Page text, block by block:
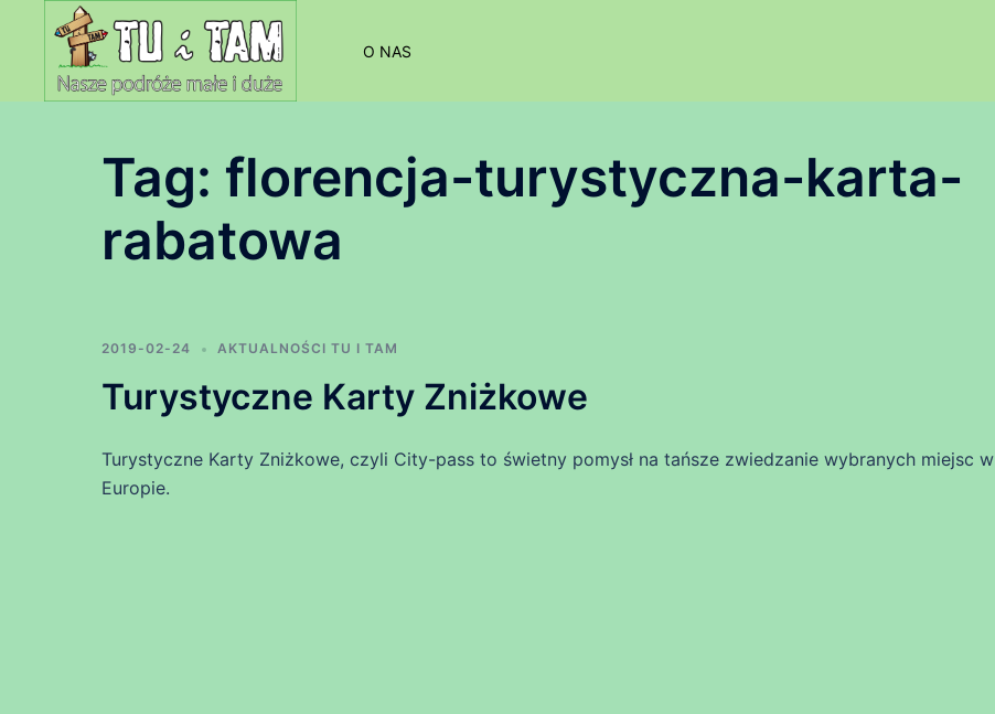
O NAS
Tag: florencja-turystyczna-karta-
rabatowa
2019-02-24 AKTUALNOŚCI TU I TAM
Turystyczne Karty Zniżkowe
Turystyczne Karty Zniżkowe, czyli City-pass to świetny pomysł na tańsze zwiedzanie wybranych miejsc w
Europie.